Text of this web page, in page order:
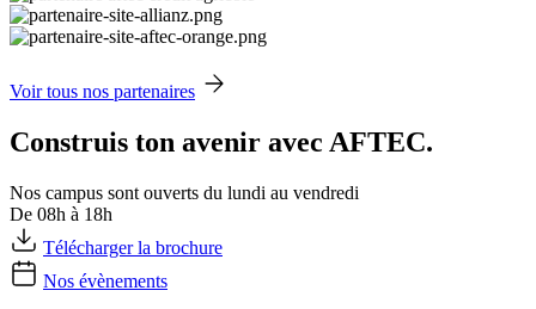
Voir tous nos partenaires
Construis ton avenir avec AFTEC.
Nos campus sont ouverts du lundi au vendredi
De 08h à 18h
Télécharger la brochure
Nos évènements